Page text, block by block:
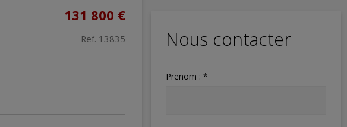
131 800 €
Ref. 13835 Nous contacter
Prenom : *